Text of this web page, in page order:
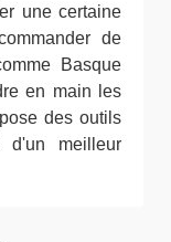
une certaine
de
Basque
en main les
des outils
d'un meilleur